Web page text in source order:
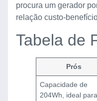
procura um gerador
relação custo-
Tabela de
Prós
Capacidade de
204Wh, ideal para